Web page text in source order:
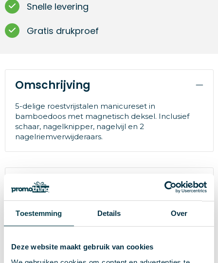
Toestemming Details Over
Deze website maakt gebruik van cookies
Snelle levering
Gratis drukproef
Omschrijving
5-delige roestvrijstalen manicureset in
bamboedoos met magnetisch deksel. Inclusief
schaar, nagelknipper, nagelvijl en 2
nagelriemverwijderaars.
Specificaties
Artikelnummer 27637
Merk
Gewicht 170 g